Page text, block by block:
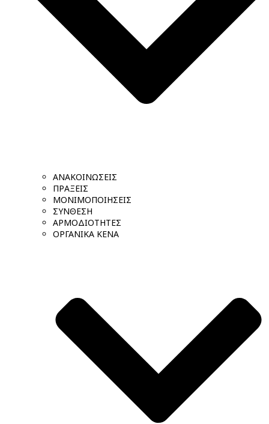
ΑΝΑΚΟΙΝΩΣΕΙΣ
ΠΡΑΞΕΙΣ
ΜΟΝΙΜΟΠΟΙΗΣΕΙΣ
ΣΥΝΘΕΣΗ
ΑΡΜΟΔΙΟΤΗΤΕΣ
ΟΡΓΑΝΙΚΑ ΚΕΝΑ